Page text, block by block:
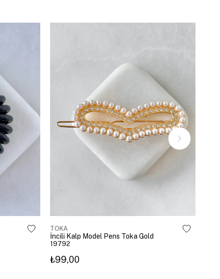
TOKA
İncili Kalp Model Pens Toka Gold
19792
₺99,00